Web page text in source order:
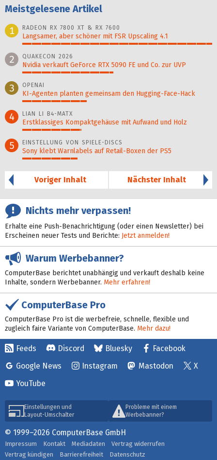
Meistgelesene Artikel
1
RADEON RX 7800 XT & RX 7600
Langsamer, aber schöner mit FSR Upscaling 4.1
100%
2 QUAKECON 2026
Nvidia verkauft GeForce RTX 5090 FE und Co. zur UVP
48%
3 OPENAI
KI-Agenten planten gemein­sam den Hugging-Face-Hack
34%
4 LIAN LI B4-MATX
Erstklassiges Kompaktgehäuse mit Aufwand und Holz
31%
5 EINSTELLUNG VON SPIELE-DISCS
Sony klebt Warnlabels auf Retail-Boxen der PS5
29%
Voriger Inhalt
Nächster Inhalt
Nichts mehr verpassen!
Erhalte eine Push-Benachrichtigung (oder einen Newsletter) bei
Erscheinen neuer Tests und Berichte: Jetzt anmelden!
Warum Werbebanner?
ComputerBase berichtet unabhängig und verkauft deshalb keine
Inhalte, sondern Werbebanner. Mehr erfahren!
ComputerBase Pro
ComputerBase Pro ist die werbefreie, schnelle, flexible und
zugleich faire Variante von ComputerBase. Mehr dazu!
Feeds Discord Bluesky
Facebook
Google News
Instagram Mastodon
X
YouTube
Einstellungen und
Layout-Umschalter
Probleme mit einem
Werbebanner?
© 1999–2026 ComputerBase GmbH
Impressum Kontakt Mediadaten
Vertrag widerrufen
Vertrag kündigen
Barrierefreiheit Datenschutz